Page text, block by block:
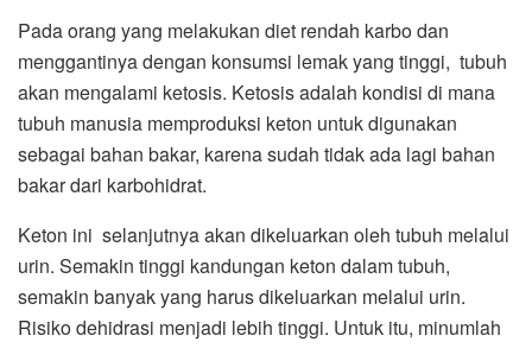
Pada orang yang melakukan diet rendah karbo dan
menggantinya dengan konsumsi lemak yang tinggi, tubuh
akan mengalami ketosis. Ketosis adalah kondisi di mana
tubuh manusia memproduksi keton untuk digunakan
sebagai bahan bakar, karena sudah tidak ada lagi bahan
bakar dari karbohidrat.
Keton ini selanjutnya akan dikeluarkan oleh tubuh melalui
urin. Semakin tinggi kandungan keton dalam tubuh,
semakin banyak yang harus dikeluarkan melalui urin.
Risiko dehidrasi menjadi lebih tinggi. Untuk itu, minumlah